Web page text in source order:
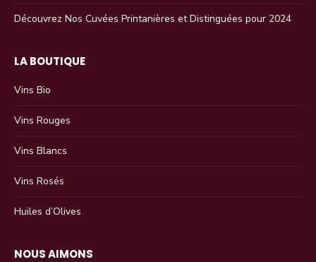
Découvrez Nos Cuvées Printanières et Distinguées pour 2024
LA BOUTIQUE
Vins Bio
Vins Rouges
Vins Blancs
Vins Rosés
Huiles d’Olives
NOUS AIMONS